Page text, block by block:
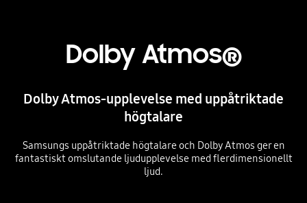
Dolby Atmos®
Dolby Atmos-upplevelse med uppåtriktade
högtalare
Samsungs uppåtriktade högtalare och Dolby Atmos ger en
fantastiskt omslutande ljudupplevelse med flerdimensionellt
ljud.